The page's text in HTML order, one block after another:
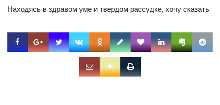
Находясь в здравом уме и твердом рассудке, хочу сказать